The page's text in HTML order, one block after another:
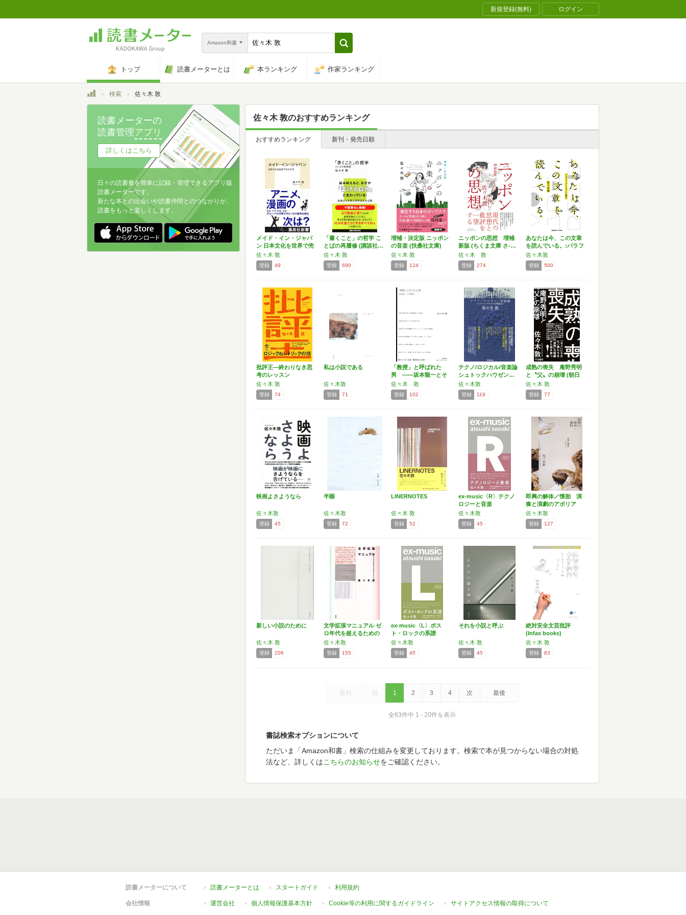
新規登録(無料) ログイン
Amazon和書
トップ 読書メーターとは 本ランキング 作家ランキング
トップ検索 佐々木 敦
佐々木 敦のおすすめランキング
おすすめランキング 新刊・発売日順
メイド・イン・ジャパ
ン 日本文化を世界で売
る…
佐々木 敦
登録 49
「書くこと」の哲学 こ
とばの再履修 (講談社…
佐々木 敦
登録 690
増補・決定版 ニッポン
の音楽 (扶桑社文庫)
佐々木 敦
登録 124
ニッポンの思想 増補
新版 (ちくま文庫 さ-…
佐々木 敦
登録 274
あなたは今、この文章
を読んでいる。:パラフ
ィ…
佐々木敦
登録 500
批評王—終わりなき思
考のレッスン
佐々木 敦
登録 74
私は小説である
佐々木敦
登録 71
「教授」と呼ばれた
男 ――坂本龍一とそ
の時代…
佐々木 敦
登録 102
テクノ/ロジカル/音楽論
シュトックハウゼン…
佐々木敦
登録 119
成熟の喪失 庵野秀明
と〝父〟の崩壊 (朝日
新…
佐々木 敦
登録 77
映画よさようなら
佐々木敦
登録 45
半睡
佐々木敦
登録 72
LINERNOTES
佐々木 敦
登録 52
ex-music〈R〉テクノ
ロジーと音楽
佐々木敦
登録 45
即興の解体／懐胎 演
奏と演劇のアポリア
佐々木敦
登録 127
新しい小説のために
佐々木 敦
登録 206
文学拡張マニュアル ゼ
ロ年代を超えるための
ブ…
佐々木敦
登録 155
ex-music〈L〉ポス
ト・ロックの系譜
佐々木敦
登録 45
それを小説と呼ぶ
佐々木 敦
登録 45
絶対安全文芸批評
(Infas books)
佐々木 敦
登録 83
最初 前 1 2 3 4 次 最後
全63件中 1 - 20件を表示
書誌検索オプションについて
ただいま「Amazon和書」検索の仕組みを変更しております。検索で本が見つからない場合の対処
法など、詳しくはこちらのお知らせをご確認ください。
読書メーターの
読書管理アプリ
詳しくはこちら
日々の読書量を簡単に記録・管理できるアプリ版
読書メーターです。
新たな本との出会いや読書仲間とのつながりが、
読書をもっと楽しくします。
読書メーターについて 読書メーターとは スタートガイド 利用規約
会社情報 運営会社 個人情報保護基本方針 Cookie等の利用に関するガイドライン サイトアクセス情報の取得について